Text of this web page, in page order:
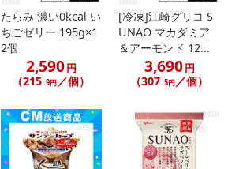
たらみ 濃い0kcal い
ちごゼリー 195g×1
2個
2,590円
（215.9円／個）
[冷凍]江崎グリコ S
UNAO マカダミア
＆アーモンド 12...
3,690円
（307.5円／個）